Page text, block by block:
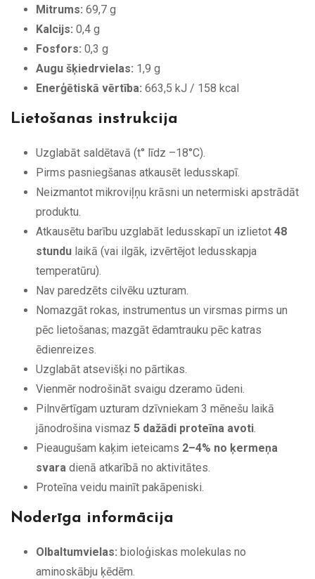
Mitrums: 69,7 g
Kalcijs: 0,4 g
Fosfors: 0,3 g
Augu šķiedrvielas: 1,9 g
Enerģētiskā vērtība: 663,5 kJ / 158 kcal
Lietošanas instrukcija
Uzglabāt saldētavā (t° līdz –18°C).
Pirms pasniegšanas atkausēt ledusskapī.
Neizmantot mikroviļņu krāsni un netermiski apstrādāt
produktu.
Atkausētu barību uzglabāt ledusskapī un izlietot 48
stundu laikā (vai ilgāk, izvērtējot ledusskapja
temperatūru).
Nav paredzēts cilvēku uzturam.
Nomazgāt rokas, instrumentus un virsmas pirms un
pēc lietošanas; mazgāt ēdamtrauku pēc katras
ēdienreizes.
Uzglabāt atsevišķi no pārtikas.
Vienmēr nodrošināt svaigu dzeramo ūdeni.
Pilnvērtīgam uzturam dzīvniekam 3 mēnešu laikā
jānodrošina vismaz 5 dažādi proteīna avoti
Pieaugušam kaķim ieteicams 2–4% no ķermeņa
svara dienā atkarībā no aktivitātes.
Proteīna veidu mainīt pakāpeniski.
Noderīga informācija
Olbaltumvielas: bioloģiskas molekulas no
aminoskābju ķēdēm.